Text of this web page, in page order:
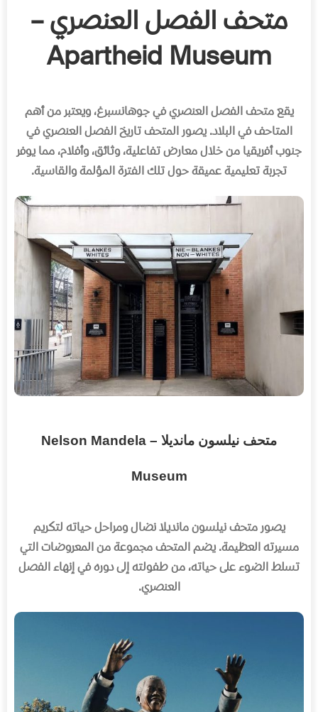
متحف الفصل العنصري –
Apartheid Museum
يقع متحف الفصل العنصري في جوهانسبرغ، ويعتبر من أهم
المتاحف في البلاد.يصور المتحف تاريخ الفصل العنصري في
جنوب أفريقيا من خلال معارض تفاعلية، وثائق، وأفلام، مما يوفر
تجربة تعليمية عميقة حول تلك الفترة المؤلمة والقاسية.
متحف نيلسون مانديلا – Nelson Mandela
Museum
يصور متحف نيلسون مانديلا نضال ومراحل حياته لتكريم
مسيرته العظيمة.يضم المتحف مجموعة من المعروضات التي
تسلط الضوء على حياته، من طفولته إلى دوره في إنهاء الفصل
العنصري.